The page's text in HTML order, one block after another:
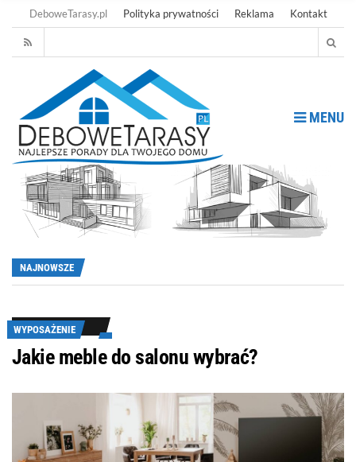
DeboweTarasy.pl Polityka prywatności Reklama Kontakt
MENU
NAJNOWSZE
WYPOSAŻENIE
Jakie meble do salonu wybrać?